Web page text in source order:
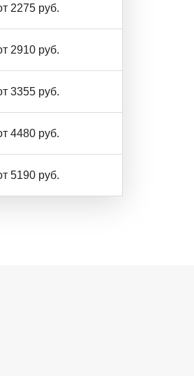
2275 руб.
2910 руб.
3355 руб.
4480 руб.
5190 руб.